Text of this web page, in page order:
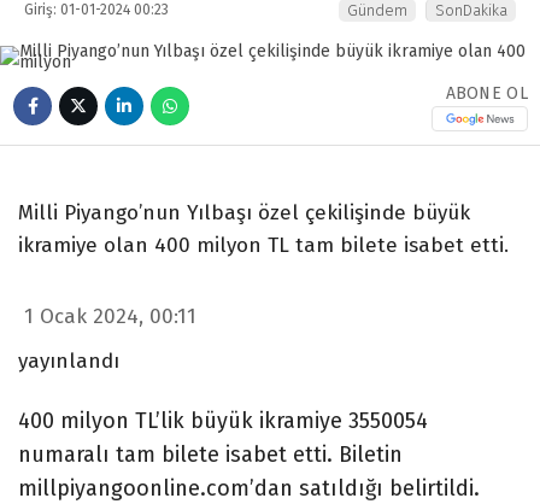
Giriş: 01-01-2024 00:23 Gündem SonDakika
ABONE OL
Milli Piyango’nun Yılbaşı özel çekilişinde büyük
ikramiye olan 400 milyon TL tam bilete isabet etti.
1 Ocak 2024, 00:11
yayınlandı
400 milyon TL’lik büyük ikramiye 3550054
numaralı tam bilete isabet etti. Biletin
millpiyangoonline.com’dan satıldığı belirtildi.